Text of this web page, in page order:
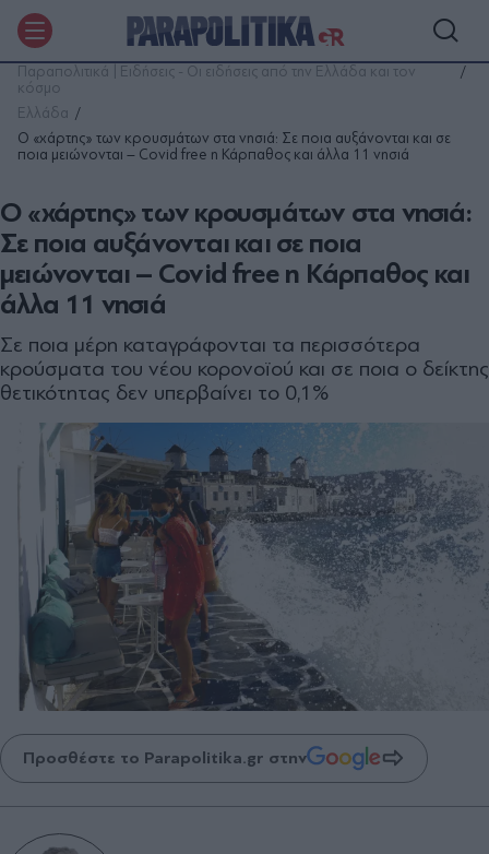
Παραπολιτικά | Ειδήσεις - Οι ειδήσεις από την Ελλάδα και τον
κόσμο
Ελλάδα
Ο «χάρτης» των κρουσμάτων στα νησιά: Σε ποια αυξάνονται και σε
ποια μειώνονται – Covid free η Κάρπαθος και άλλα 11 νησιά
Ο «χάρτης» των κρουσμάτων στα νησιά:
Σε ποια αυξάνονται και σε ποια
μειώνονται – Covid free η Κάρπαθος και
άλλα 11 νησιά
Σε ποια μέρη καταγράφονται τα περισσότερα
κρούσματα του νέου κορονoϊού και σε ποια ο δείκτης
θετικότητας δεν υπερβαίνει το 0,1%
Προσθέστε το Parapolitika.gr στην